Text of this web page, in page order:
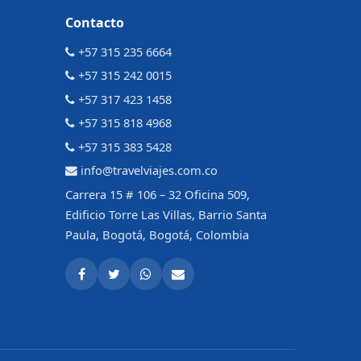
Contacto
+57 315 235 6664
+57 315 242 0015
+57 317 423 1458
+57 315 818 4968
+57 315 383 5428
info@travelviajes.com.co
Carrera 15 # 106 – 32 Oficina 509,
Edificio Torre Las Villas, Barrio Santa
Paula, Bogotá, Bogotá, Colombia